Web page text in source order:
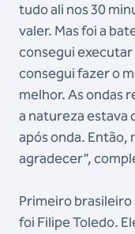
tudo ali nos 30
valer. Mas foi a
consegui
consegui fazer o
melhor. As ondas
a natureza estava
após onda.
agradecer”,
Primeiro brasileiro
foi Filipe Toledo.